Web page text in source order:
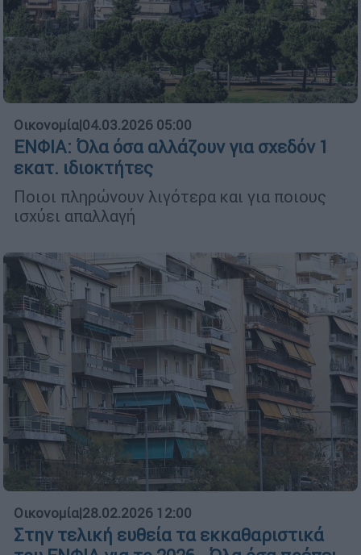
Οικονομία|04.03.2026 05:00
ΕΝΦΙΑ: Όλα όσα αλλάζουν για σχεδόν 1
εκατ. ιδιοκτήτες
Ποιοι πληρώνουν λιγότερα και για ποιους
ισχύει απαλλαγή
Οικονομία|28.02.2026 12:00
Στην τελική ευθεία τα εκκαθαριστικά